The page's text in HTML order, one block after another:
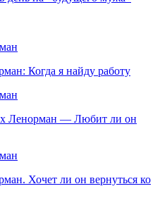
Когда я найду работу
Ленорман — Любит ли он
Хочет ли он вернуться ко